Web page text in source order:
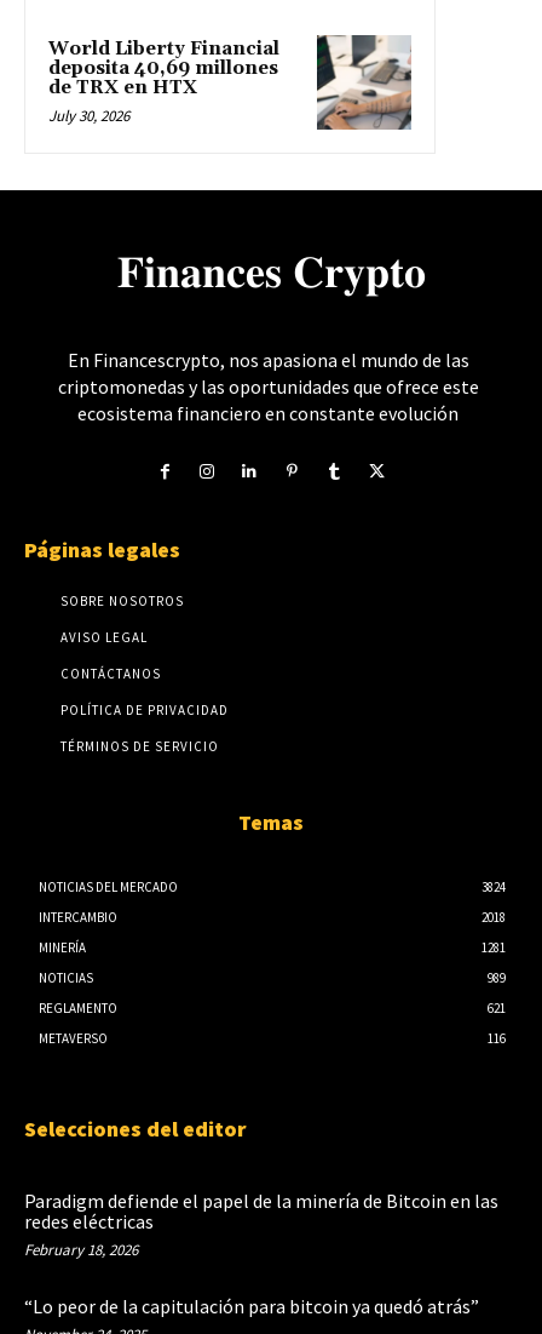
World Liberty Financial
deposita 40,69 millones
de TRX en HTX
July 30, 2026
𝐅𝐢𝐧𝐚𝐧𝐜𝐞𝐬 𝐂𝐫𝐲𝐩𝐭𝐨
En Financescrypto, nos apasiona el mundo de las
criptomonedas y las oportunidades que ofrece este
ecosistema financiero en constante evolución
Páginas legales
SOBRE NOSOTROS
AVISO LEGAL
CONTÁCTANOS
POLÍTICA DE PRIVACIDAD
TÉRMINOS DE SERVICIO
Temas
NOTICIAS DEL MERCADO
3824
INTERCAMBIO
2018
MINERÍA
1281
NOTICIAS
989
REGLAMENTO
621
METAVERSO
116
Selecciones del editor
Paradigm defiende el papel de la minería de Bitcoin en las
redes eléctricas
February 18, 2026
“Lo peor de la capitulación para bitcoin ya quedó atrás”